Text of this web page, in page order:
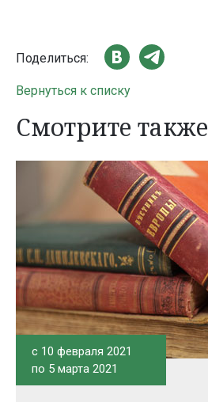
Поделиться:
Вернуться к списку
Смотрите также
c 10 февраля 2021
по 5 марта 2021